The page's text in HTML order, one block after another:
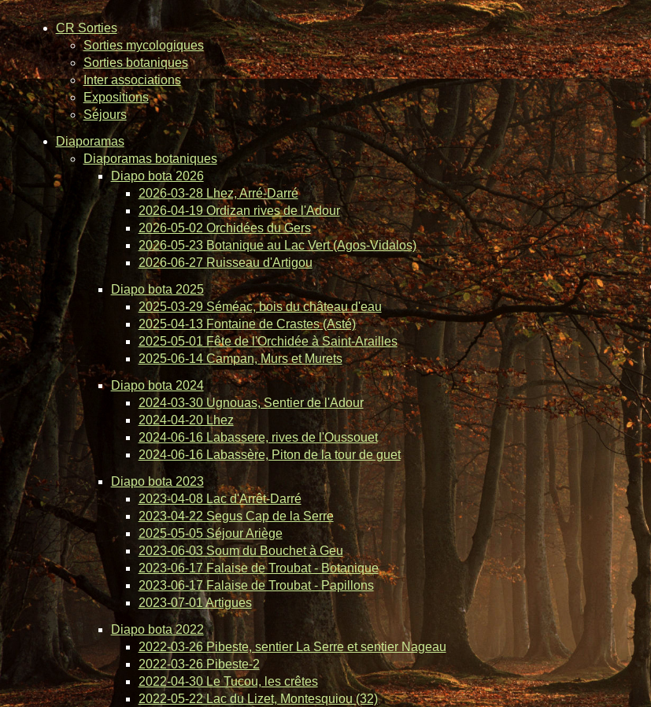
CR Sorties
Sorties mycologiques
Sorties botaniques
Inter associations
Expositions
Séjours
Diaporamas
Diaporamas botaniques
Diapo bota 2026
2026-03-28 Lhez, Arré-Darré
2026-04-19 Ordizan rives de l'Adour
2026-05-02 Orchidées du Gers
2026-05-23 Botanique au Lac Vert (Agos-Vidalos)
2026-06-27 Ruisseau d'Artigou
Diapo bota 2025
2025-03-29 Séméac, bois du château d'eau
2025-04-13 Fontaine de Crastes (Asté)
2025-05-01 Fête de l'Orchidée à Saint-Arailles
2025-06-14 Campan, Murs et Murets
Diapo bota 2024
2024-03-30 Ugnouas, Sentier de l'Adour
2024-04-20 Lhez
2024-06-16 Labassere, rives de l'Oussouet
2024-06-16 Labassère, Piton de la tour de guet
Diapo bota 2023
2023-04-08 Lac d'Arrêt-Darré
2023-04-22 Segus Cap de la Serre
2025-05-05 Séjour Ariège
2023-06-03 Soum du Bouchet à Geu
2023-06-17 Falaise de Troubat - Botanique
2023-06-17 Falaise de Troubat - Papillons
2023-07-01 Artigues
Diapo bota 2022
2022-03-26 Pibeste, sentier La Serre et sentier Nageau
2022-03-26 Pibeste-2
2022-04-30 Le Tucou, les crêtes
2022-05-22 Lac du Lizet, Montesquiou (32)